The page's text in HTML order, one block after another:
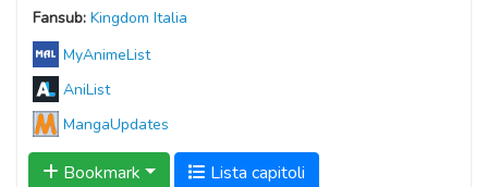
Fansub: Kingdom Italia
MyAnimeList
AniList
MangaUpdates
Bookmark
Lista capitoli